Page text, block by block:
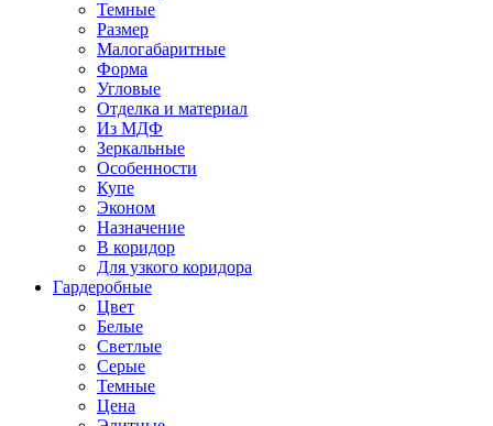
Темные
Размер
Малогабаритные
Форма
Угловые
Отделка и материал
Из МДФ
Зеркальные
Особенности
Купе
Эконом
Назначение
В коридор
Для узкого коридора
Гардеробные
Цвет
Белые
Светлые
Серые
Темные
Цена